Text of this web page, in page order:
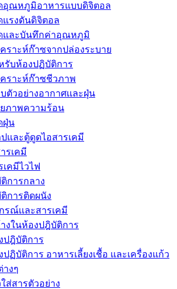
อุณหภูมิอาหารแบบดิจิตอล
แรงดันดิจิตอล
และบันทึกค่าอุณหภูมิ
คราะห์ก๊าซจากปล่องระบาย
รับห้องปฏิบัติการ
คราะห์ก๊าซชีวภาพ
บตัวอย่างอากาศเเละฝุ่น
ภาพความร้อน
ฝุ่น
ปและตู้ดูดไอสารเคมี
รเคมี
เคมีไวไฟ
การกลาง
การติดผนัง
รณ์เเละสารเคมี
งในห้องปฎิบัติการ
ปฎิบัติการ
ฏิบัติการ อาหารเลี้ยงเชื้อ และเครื่องแก้ว
างๆ
ส่สารตัวอย่าง